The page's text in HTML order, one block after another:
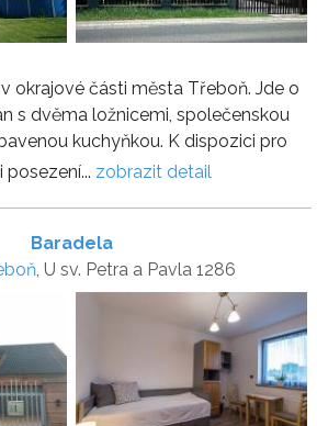
okrajové části města Třeboň. Jde o
s dvěma ložnicemi, společenskou
kuchyňkou. K dispozici pro
posezení... zobrazit detail
Baradela
, U sv. Petra a Pavla 1286